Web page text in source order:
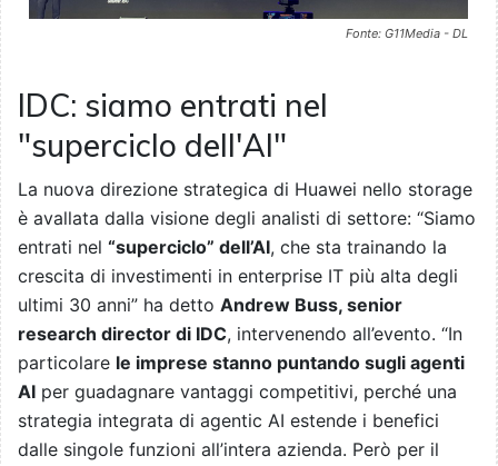
Fonte: G11Media - DL
IDC: siamo entrati nel
"superciclo dell'AI"
La nuova direzione strategica di Huawei nello storage
è avallata dalla visione degli analisti di settore: “Siamo
entrati nel “superciclo” dell’AI, che sta trainando la
crescita di investimenti in enterprise IT più alta degli
ultimi 30 anni” ha detto Andrew Buss, senior
research director di IDC, intervenendo all’evento. “In
particolare le imprese stanno puntando sugli agenti
AI per guadagnare vantaggi competitivi, perché una
strategia integrata di agentic AI estende i benefici
dalle singole funzioni all’intera azienda. Però per il